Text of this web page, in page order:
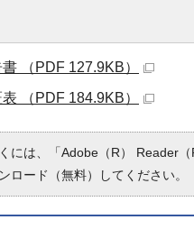
（PDF 127.9KB）
（PDF 184.9KB）
には、「Adobe（R） Reader
ロード（無料）してください。